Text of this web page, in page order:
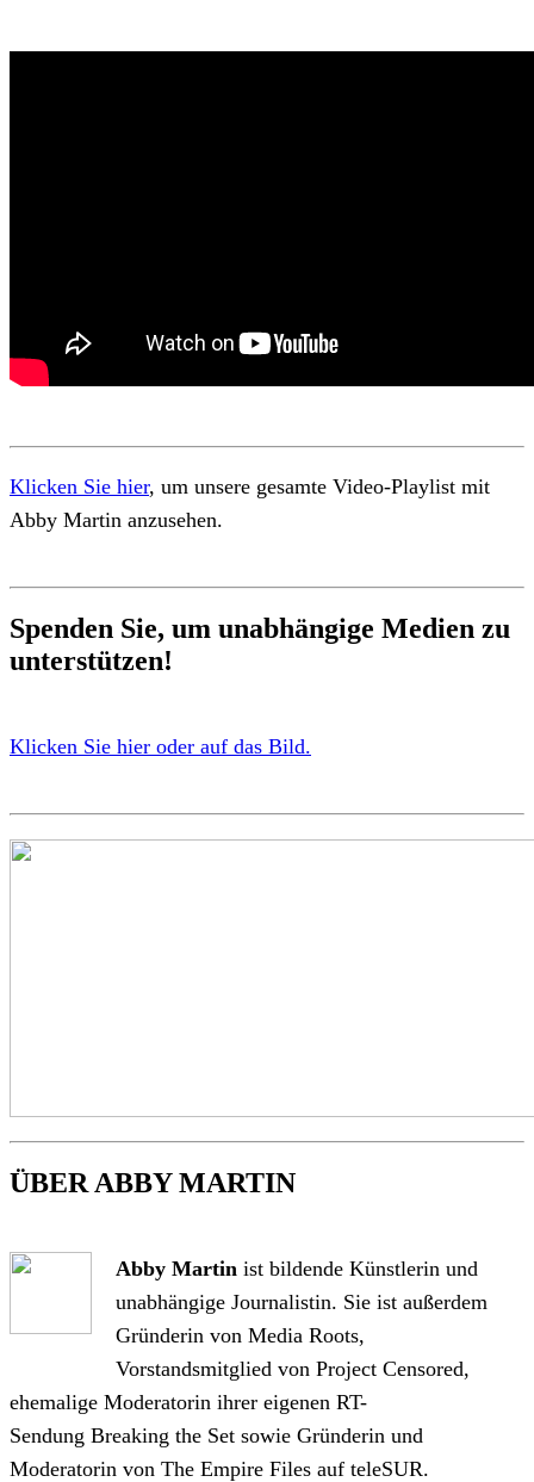
Klicken Sie hier, um unsere gesamte Video-Playlist mit
Abby Martin anzusehen.
Spenden Sie, um unabhängige Medien zu
unterstützen!
Klicken Sie hier oder auf das Bild.
ÜBER ABBY MARTIN
Abby Martin ist bildende Künstlerin und
unabhängige Journalistin. Sie ist außerdem
Gründerin von Media Roots,
Vorstandsmitglied von Project Censored,
ehemalige Moderatorin ihrer eigenen RT-
Sendung Breaking the Set sowie Gründerin und
Moderatorin von The Empire Files auf teleSUR.